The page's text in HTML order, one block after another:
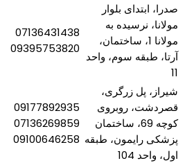
صدرا، ابتدای بلوار
مولانا، نرسیده به
مولانا 1، ساختمان،
آرتا، طبقه سوم، واحد
11
07136431438
09395753820
شیراز، پل زرگری،
قصردشت، روبروی
کوچه 69، ساختمان
پزشکی رایمون، طبقه
اول، واحد 104
09177892935
07136269859
09100646258